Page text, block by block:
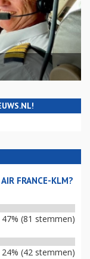
FRANCE-KLM?
47% (81 stemmen)
24% (42 stemmen)